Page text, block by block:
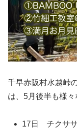
千早赤阪村水越峠
は、5月後半も様々
17日 チクサ